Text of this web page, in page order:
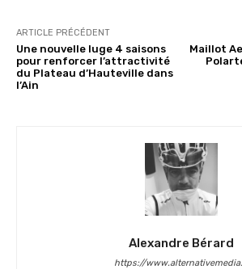
ARTICLE PRÉCÉDENT
Une nouvelle luge 4 saisons
pour renforcer l’attractivité
du Plateau d’Hauteville dans
l’Ain
Maillot
Alexandre Bérard
https://